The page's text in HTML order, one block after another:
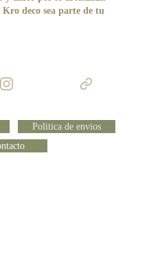
Politica de envios
deco sea parte de tu